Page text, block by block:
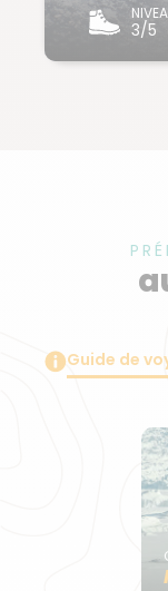
3/5
Guide de